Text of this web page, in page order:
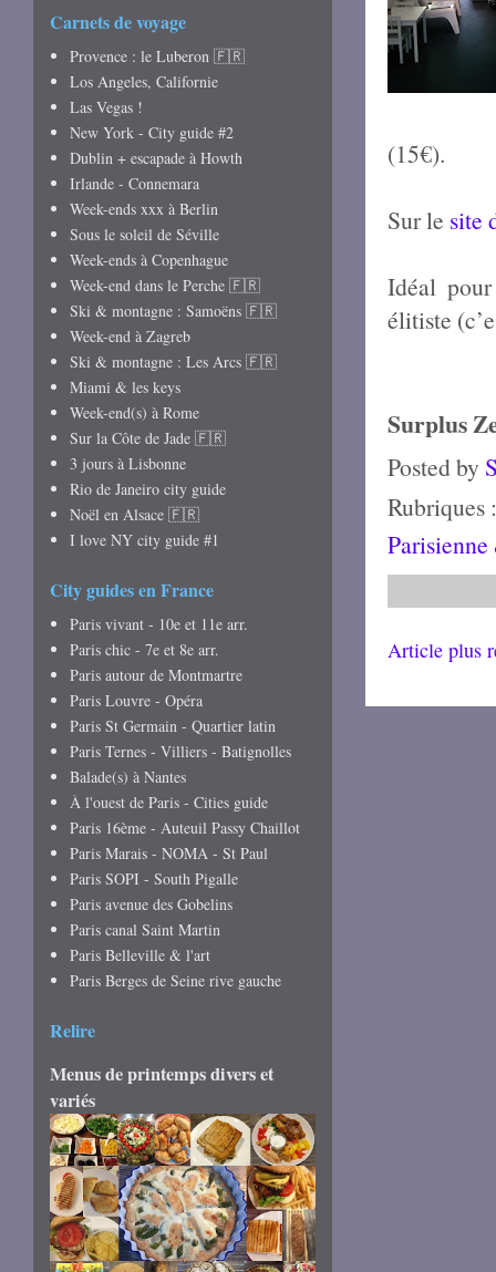
(15€).
Sur le site
Idéal
élitiste
Surplus
Posted by
Rubriques
Article plus
Carnets de voyage
Provence : le Luberon 🇫🇷
Los Angeles, Californie
Las Vegas !
New York - City guide #2
Dublin + escapade à Howth
Irlande - Connemara
Week-ends xxx à Berlin
Sous le soleil de Séville
Week-ends à Copenhague
Week-end dans le Perche 🇫🇷
Ski & montagne : Samoëns 🇫🇷
Week-end à Zagreb
Ski & montagne : Les Arcs 🇫🇷
Miami & les keys
Week-end(s) à Rome
Sur la Côte de Jade 🇫🇷
3 jours à Lisbonne
Rio de Janeiro city guide
Noël en Alsace 🇫🇷
I love NY city guide #1
City guides en France
Paris vivant - 10e et 11e arr.
Paris chic - 7e et 8e arr.
Paris autour de Montmartre
Paris Louvre - Opéra
Paris St Germain - Quartier latin
Paris Ternes - Villiers - Batignolles
Balade(s) à Nantes
À l'ouest de Paris - Cities guide
Paris 16ème - Auteuil Passy Chaillot
Paris Marais - NOMA - St Paul
Paris SOPI - South Pigalle
Paris avenue des Gobelins
Paris canal Saint Martin
Paris Belleville & l'art
Paris Berges de Seine rive gauche
Relire
Menus de printemps divers et
variés